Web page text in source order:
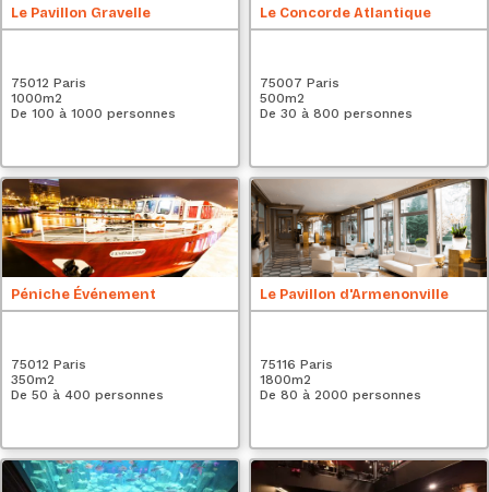
Le Pavillon Gravelle
75012 Paris
1000m2
De 100 à 1000 personnes
Le Concorde Atlantique
75007 Paris
500m2
De 30 à 800 personnes
Péniche Événement
75012 Paris
350m2
De 50 à 400 personnes
Le Pavillon d'Armenonville
75116 Paris
1800m2
De 80 à 2000 personnes